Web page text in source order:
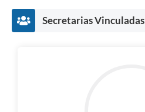
Secretarias Vinculadas